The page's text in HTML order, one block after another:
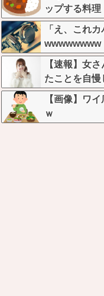
ップする料
「え、これ
wwwwwwww
【速報】女
たことを自慢
【画像】ワ
ｗ